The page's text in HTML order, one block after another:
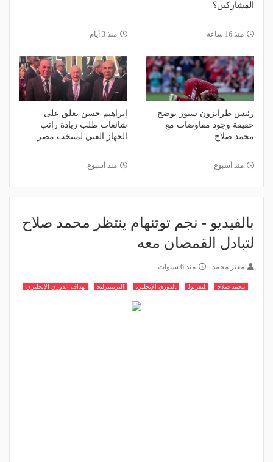
المشاركين؟
منذ 16 ساعة منذ 3 أيام
رئيس طرابزون سبور يوضح
حقيقة وجود مفاوضات مع
محمد صلاح
منذ أسبوع
إبراهيم حسن يعلق على
شائعات طلب زيادة راتب
الجهاز الفني لمنتخب مصر
منذ أسبوع
بالفيديو - نجم توتنهام ينتظر محمد صلاح
لتبادل القمصان معه
معتز محمد منذ 6 سنوات
محمد صلاح ليفربول الدوري الإنجليزي البريميرليج هداف الدوري الإنجليزي